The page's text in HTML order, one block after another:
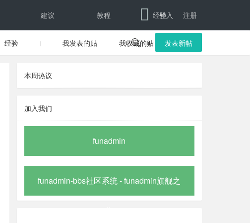
建议 教程 经验登入 注册
经验 我发表的贴 我收藏的贴
 发表新帖
本周热议
加入我们
funadmin
funadmin-bbs社区系统 - funadmin旗舰之